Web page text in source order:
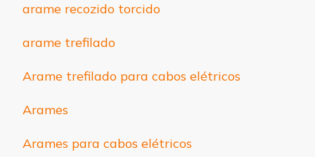
arame recozido torcido
arame trefilado
Arame trefilado para cabos elétricos
Arames
Arames para cabos elétricos